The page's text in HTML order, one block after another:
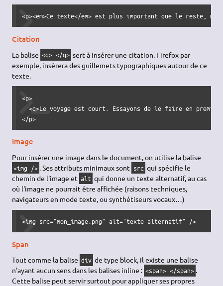
<p><em>Ce texte</em> est plus important que le reste,
Citation
La balise <q> </q> sert à insérer une citation. Firefox par
exemple, insèrera des guillemets typographiques autour de ce
texte.
<p>
<q>Le voyage est court. Essayons de le faire en
</p>
Image
Pour insérer une image dans le document, on utilise la balise
<img /> . Ses attributs minimaux sont src qui spécifie le
chemin de l'image et alt qui donne un texte alternatif, au cas
où l'image ne pourrait être affichée (raisons techniques,
navigateurs en mode texte, ou synthétiseurs vocaux…)
<img src="mon_image.png" alt="texte alternatif" />
Span
Tout comme la balise div de type block, il existe une balise
n'ayant aucun sens dans les balises inline : <span> </span> .
Cette balise peut servir surtout pour appliquer ses propres